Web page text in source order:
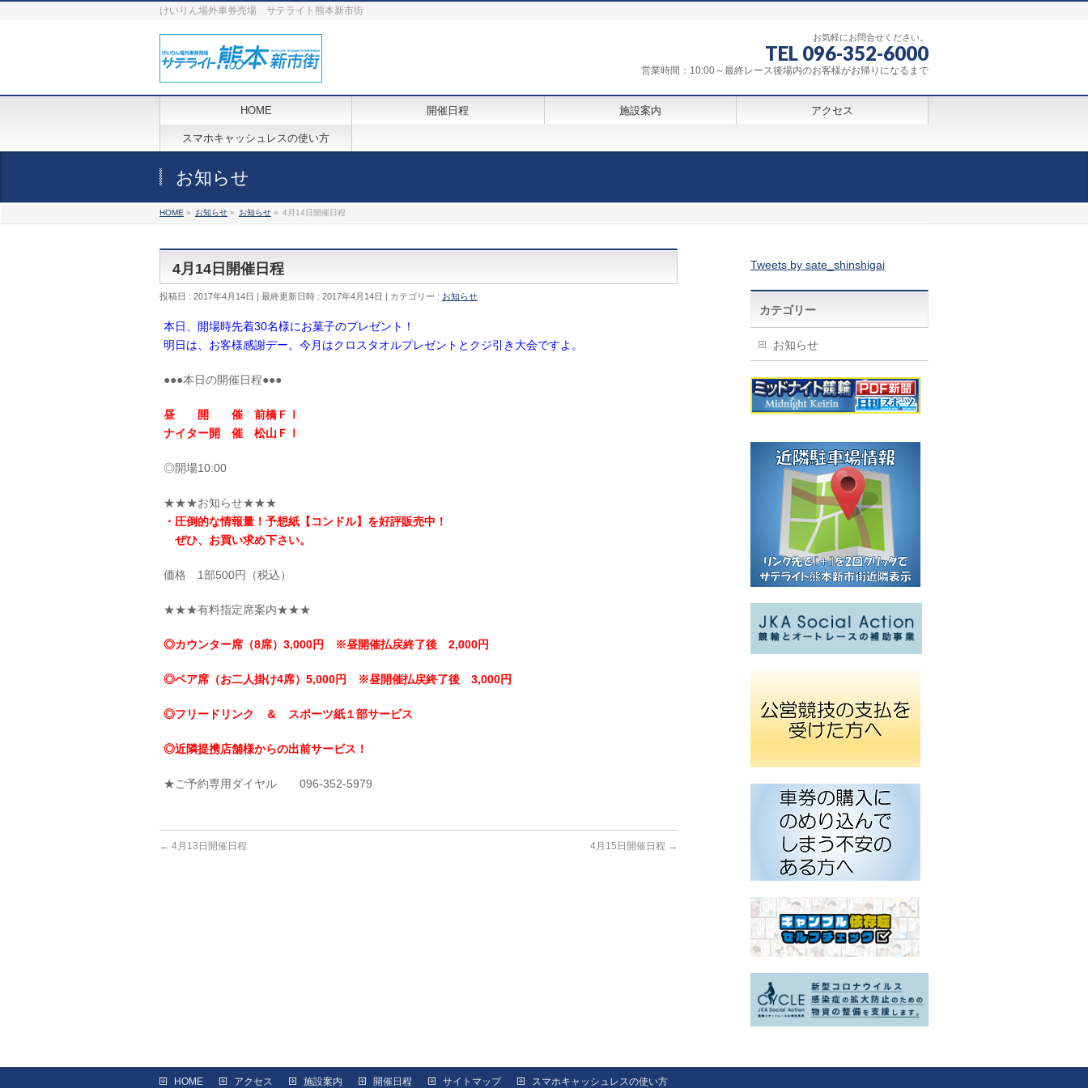
けいりん場外車券売場 サテライト熊本新市街
お気軽にお問合せください。
TEL 096-352-6000
営業時間：10:00～最終レース後場内のお客様がお帰りになるまで
HOME 開催日程 施設案内 アクセス
スマホキャッシュレスの使い方
お知らせ
HOME » お知らせ » お知らせ » 4月14日開催日程
4月14日開催日程
投稿日 : 2017年4月14日 最終更新日時 : 2017年4月14日 カテゴリー : お知らせ
本日、開場時先着30名様にお菓子のプレゼント！
明日は、お客様感謝デー。今月はクロスタオルプレゼントとクジ引き大会ですよ。
●●●本日の開催日程●●●
昼 開 催 前橋ＦⅠ
ナイター開 催 松山ＦⅠ
◎開場10:00
★★★お知らせ★★★
・圧倒的な情報量！予想紙【コンドル】を好評販売中！
ぜひ、お買い求め下さい。
価格 1部500円（税込）
★★★有料指定席案内★★★
◎カウンター席（8席）3,000円 ※昼開催払戻終了後 2,000円
◎ペア席（お二人掛け4席）5,000円 ※昼開催払戻終了後 3,000円
◎フリードリンク ＆ スポーツ紙１部サービス
◎近隣提携店舗様からの出前サービス！
★ご予約専用ダイヤル 096-352-5979
← 4月13日開催日程 4月15日開催日程 →
Tweets by sate_shinshigai
カテゴリー
お知らせ
HOME アクセス 施設案内 開催日程 サイトマップ スマホキャッシュレスの使い方